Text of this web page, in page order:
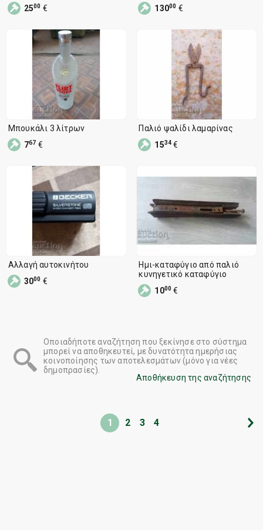
2500 €
13000 €
Μπουκάλι 3 λίτρων
767 €
Παλιό ψαλίδι λαμαρίνας
1534 €
Αλλαγή αυτοκινήτου
3000 €
Ημι-καταφύγιο από παλιό
κυνηγετικό καταφύγιο
1000 €
Οποιαδήποτε αναζήτηση που ξεκίνησε στο σύστημα
μπορεί να αποθηκευτεί, με δυνατότητα ημερήσιας
κοινοποίησης των αποτελεσμάτων (μόνο για νέες
δημοπρασίες).
Αποθήκευση της αναζήτησης
1 2 3 4